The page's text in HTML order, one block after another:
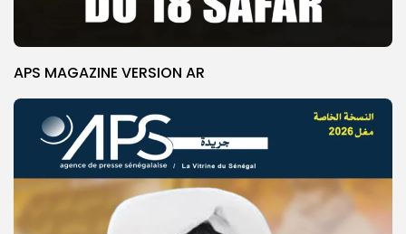
APS MAGAZINE VERSION AR